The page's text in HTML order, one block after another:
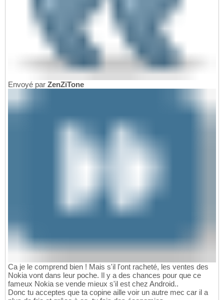
Envoyé par ZenZiTone
Ca je le comprend bien ! Mais s'il l'ont racheté, les ventes des
Nokia vont dans leur poche. Il y a des chances pour que ce
fameux Nokia se vende mieux s'il est chez Android..
Donc tu acceptes que ta copine aille voir un autre mec car il a